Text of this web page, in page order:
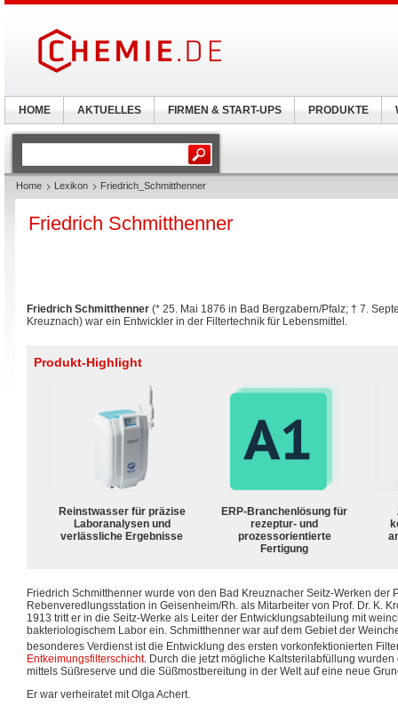
Home Lexikon Friedrich_Schmitthenner
Friedrich Schmitthenner
Friedrich Schmitthenner (* 25. Mai 1876 in Bad Bergzabern/Pfalz; † 7.
Kreuznach) war ein Entwickler in der Filtertechnik für Lebensmittel.
Produkt-Highlight
Reinstwasser für präzise
Laboranalysen und
verlässliche Ergebnisse
ERP-Branchenlösung für
rezeptur- und
prozessorientierte
Fertigung
Friedrich Schmitthenner wurde von den Bad Kreuznacher Seitz-Werken der
Rebenveredlungsstation in Geisenheim/Rh. als Mitarbeiter von Prof. Dr. K.
1913 tritt er in die Seitz-Werke als Leiter der Entwicklungsabteilung mit
bakteriologischem Labor ein. Schmitthenner war auf dem Gebiet der
besonderes Verdienst ist die Entwicklung des ersten vorkonfektionierten
Entkeimungsfilterschicht. Durch die jetzt mögliche Kaltsterilabfüllung
mittels Süßreserve und die Süßmostbereitung in der Welt auf eine neue
Er war verheiratet mit Olga Achert.
HOME AKTUELLES FIRMEN & START-UPS PRODUKTE